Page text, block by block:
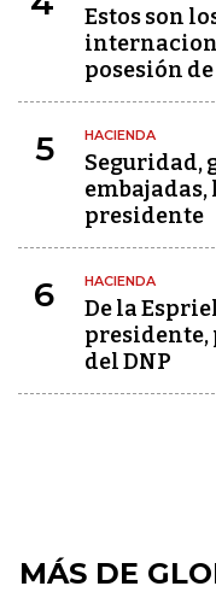
Estos son
posesión
5 HACIENDA
Seguridad,
presidente
6 HACIENDA
De la
presidente,
del DNP
MÁS DE